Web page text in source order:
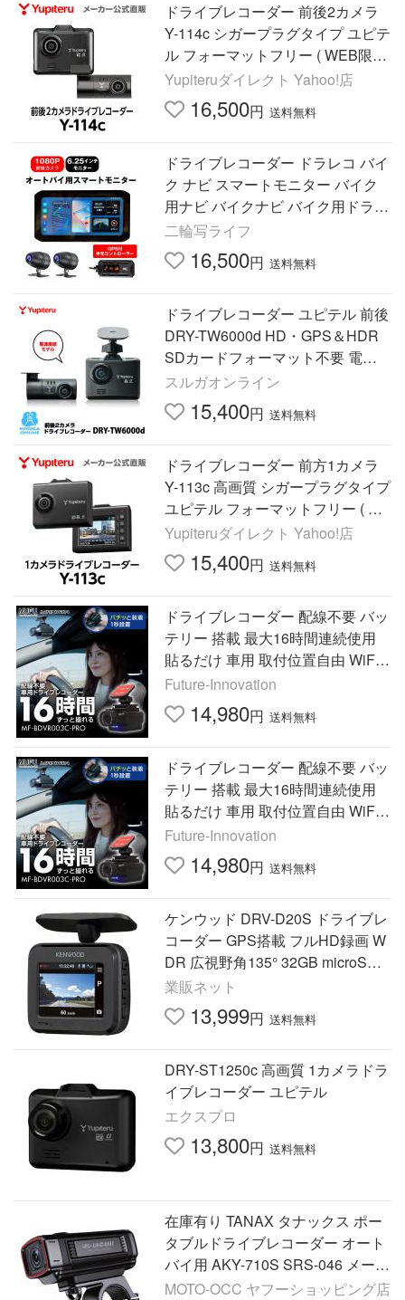
ドライブレコーダー 前後2カメラ
Y-114c シガープラグタイプ ユピテ
ル フォーマットフリー ( WEB限定
/ 取説DL版 )
Yupiteruダイレクト Yahoo!店
16,500円 送料無料
ドライブレコーダー ドラレコ バイ
ク ナビ スマートモニター バイク
用ナビ バイクナビ バイク用ドラレ
コ 前後カメラ CarPlay Android Aut
o 駐車監視 爆買
二輪写ライフ
16,500円 送料無料
ドライブレコーダー ユピテル 前後
DRY-TW6000d HD・GPS＆HDR
SDカードフォーマット不要 電源
直結コード接続
スルガオンライン
15,400円 送料無料
ドライブレコーダー 前方1カメラ
Y-113c 高画質 シガープラグタイプ
ユピテル フォーマットフリー ( W
EB限定 / 取説DL版 )
Yupiteruダイレクト Yahoo!店
15,400円 送料無料
ドライブレコーダー 配線不要 バッ
テリー 搭載 最大16時間連続使用
貼るだけ 車用 取付位置自由 WiFi
MAXWIN MUFU MF-BDVR003C-P
RO
Future-Innovation
14,980円 送料無料
ドライブレコーダー 配線不要 バッ
テリー 搭載 最大16時間連続使用
貼るだけ 車用 取付位置自由 WiFi
MAXWIN MUFU MF-BDVR003C-P
RO
Future-Innovation
14,980円 送料無料
ケンウッド DRV-D20S ドライブレ
コーダー GPS搭載 フルHD録画 W
DR 広視野角135° 32GB microSD
付属 Gセンサー 3年保証 KENWOO
D
業販ネット
13,999円 送料無料
DRY-ST1250c 高画質 1カメラドラ
イブレコーダー ユピテル
エクスプロ
13,800円 送料無料
在庫有り TANAX タナックス ポー
タブルドライブレコーダー オート
バイ用 AKY-710S SRS-046 メーカ
ー認定店
MOTO-OCC ヤフーショッピング店